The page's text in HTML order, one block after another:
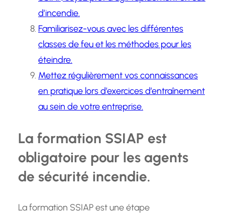
d’incendie.
Familiarisez-vous avec les différentes
classes de feu et les méthodes pour les
éteindre.
Mettez régulièrement vos connaissances
en pratique lors d’exercices d’entraînement
au sein de votre entreprise.
La formation SSIAP est
obligatoire pour les agents
de sécurité incendie.
La formation SSIAP est une étape